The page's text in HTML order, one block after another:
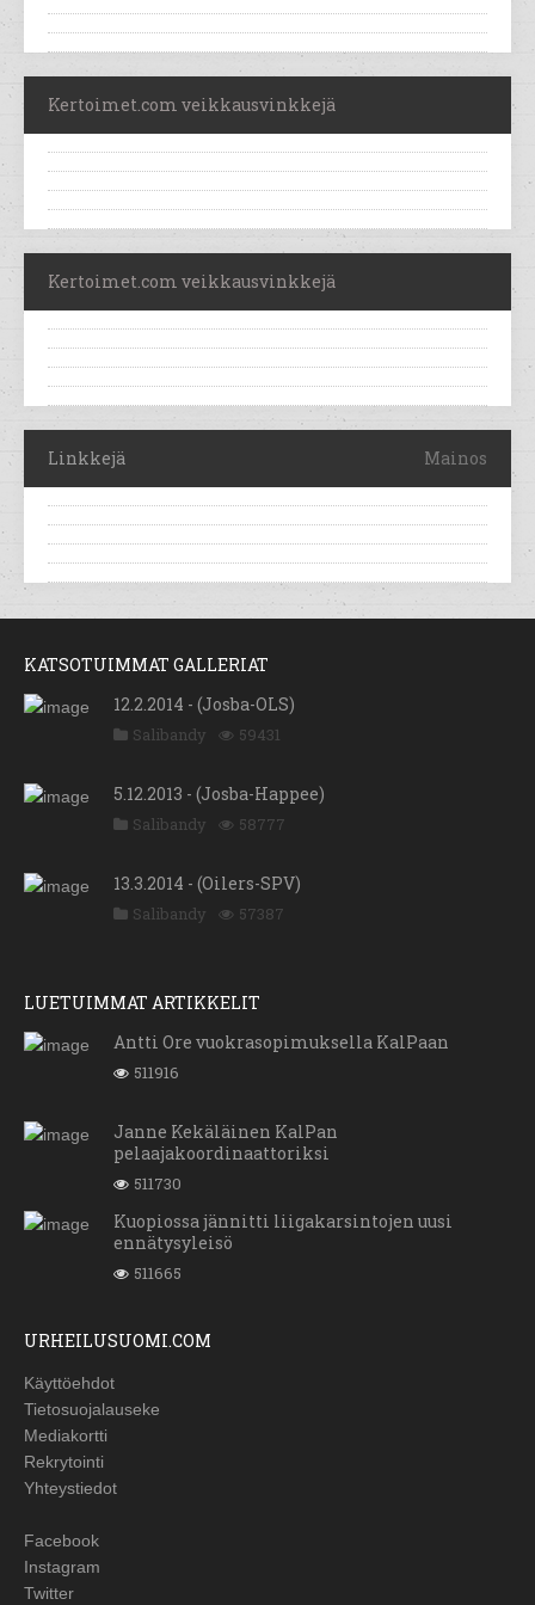
Kertoimet.com veikkausvinkkejä
Kertoimet.com veikkausvinkkejä
Linkkejä Mainos
KATSOTUIMMAT GALLERIAT
12.2.2014 - (Josba-OLS)
Salibandy 59431
5.12.2013 - (Josba-Happee)
Salibandy 58777
13.3.2014 - (Oilers-SPV)
Salibandy 57387
LUETUIMMAT ARTIKKELIT
Antti Ore vuokrasopimuksella KalPaan
511916
Janne Kekäläinen KalPan
pelaajakoordinaattoriksi
511730
Kuopiossa jännitti liigakarsintojen uusi
ennätysyleisö
511665
URHEILUSUOMI.COM
Käyttöehdot
Tietosuojalauseke
Mediakortti
Rekrytointi
Yhteystiedot
Facebook
Instagram
Twitter